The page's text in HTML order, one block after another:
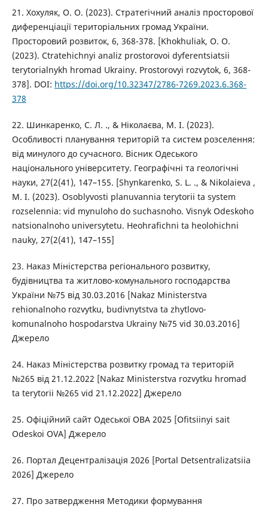
21. Хохуляк, О. О. (2023). Cтратегічний аналіз просторової
диференціації територіальних громад України.
Просторовий розвиток, 6, 368-378. [Khokhuliak, O. O.
(2023). Ctratehichnyi analiz prostorovoi dyferentsiatsii
terytorialnykh hromad Ukrainy. Prostorovyi rozvytok, 6, 368-
378]. DOI: https://doi.org/10.32347/2786-7269.2023.6.368-
378
22. Шинкаренко, С. Л. ., & Ніколаєва, М. І. (2023).
Особливості планування територій та систем розселення:
від минулого до сучасного. Вісник Одеського
національного університету. Географічні та геологічні
науки, 27(2(41), 147–155. [Shynkarenko, S. L. ., & Nikolaieva ,
M. I. (2023). Osoblyvosti planuvannia terytorii ta system
rozselennia: vid mynuloho do suchasnoho. Visnyk Odeskoho
natsionalnoho universytetu. Heohrafichni ta heolohichni
nauky, 27(2(41), 147–155]
23. Наказ Міністерства регіонального розвитку,
будівництва та житлово-комунального господарства
України №75 від 30.03.2016 [Nakaz Ministerstva
rehionalnoho rozvytku, budivnytstva ta zhytlovo-
komunalnoho hospodarstva Ukrainy №75 vid 30.03.2016]
Джерело
24. Наказ Міністерства розвитку громад та територій
№265 від 21.12.2022 [Nakaz Ministerstva rozvytku hromad
ta terytorii №265 vid 21.12.2022] Джерело
25. Офіційний сайт Одеської ОВА 2025 [Ofitsiinyi sait
Odeskoi OVA] Джерело
26. Портал Децентралізація 2026 [Portal Detsentralizatsiia
2026] Джерело
27. Про затвердження Методики формування